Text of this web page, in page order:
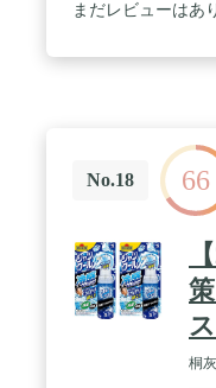
まだレビューはあ
No.18 66
桐